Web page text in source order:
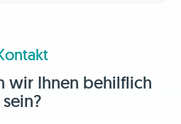
wir Ihnen behilflich
sein?